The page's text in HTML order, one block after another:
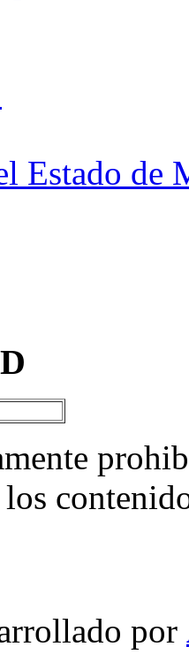
Estado de
por